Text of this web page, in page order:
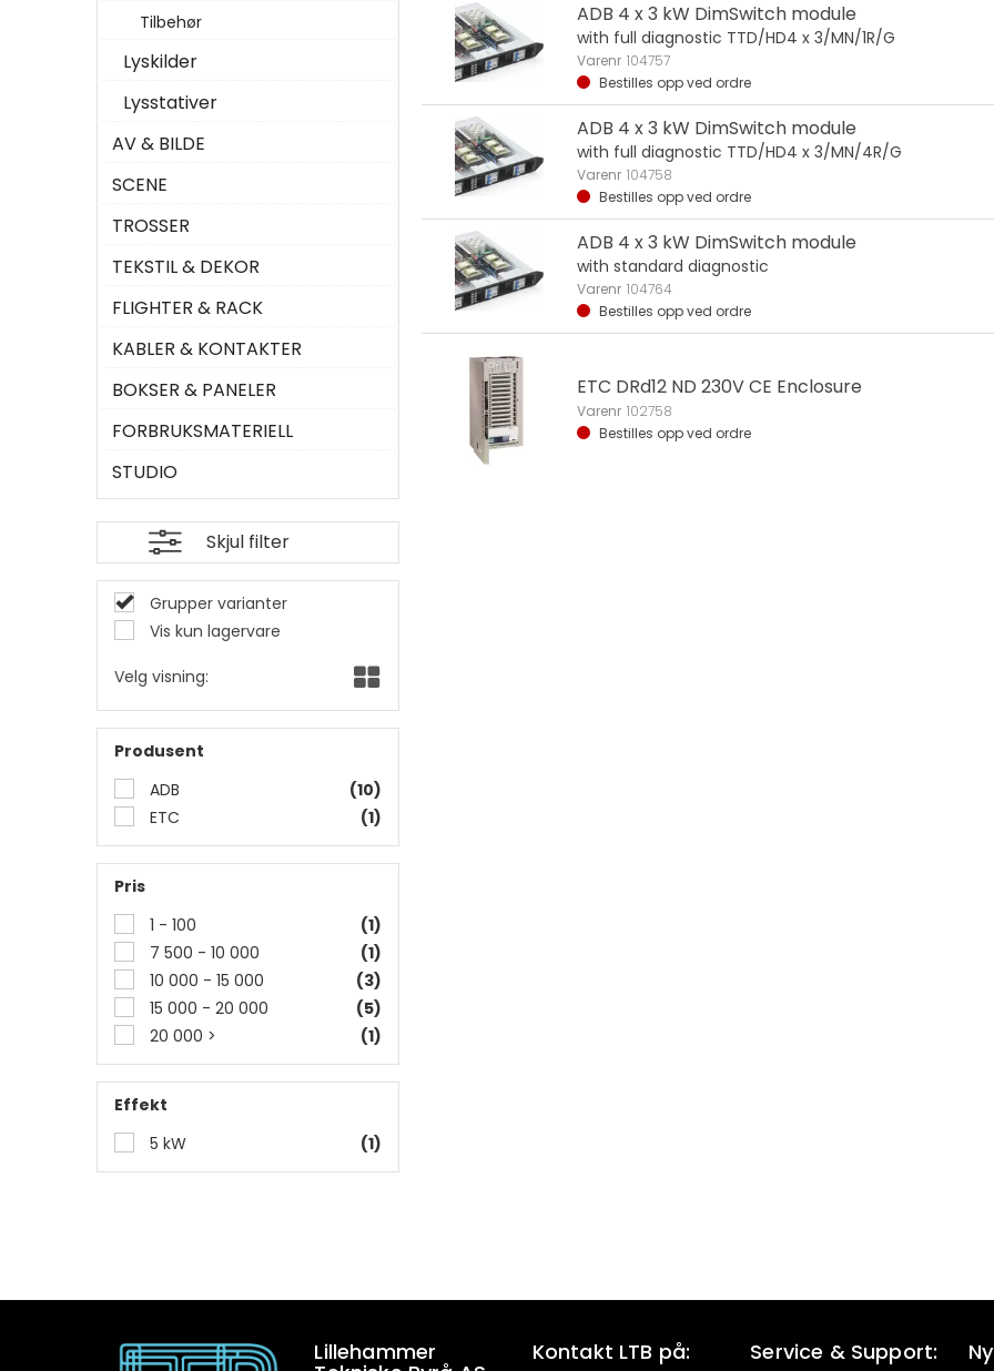
Skjul filter
Grupper varianter
Vis kun lagervare
Velg visning:
Produsent
ADB
(10)
ETC
(1)
Pris
1 - 100
(1)
7 500 - 10 000
(1)
10 000 - 15 000
(3)
15 000 - 20 000
(5)
20 000 >
(1)
Effekt
5 kW
(1)
Tilbehør
Lyskilder
Lysstativer
AV & BILDE
SCENE
TROSSER
TEKSTIL & DEKOR
FLIGHTER & RACK
KABLER & KONTAKTER
BOKSER & PANELER
FORBRUKSMATERIELL
STUDIO
ADB 4 x 3 kW DimSwitch module
with full diagnostic TTD/HD4 x 3/MN/1R/G
Varenr 104757
Bestilles opp ved ordre
ADB 4 x 3 kW DimSwitch module
with full diagnostic TTD/HD4 x 3/MN/4R/G
Varenr 104758
Bestilles opp ved ordre
ADB 4 x 3 kW DimSwitch module
with standard diagnostic
Varenr 104764
Bestilles opp ved ordre
ETC DRd12 ND 230V CE Enclosure
Varenr 102758
Bestilles opp ved ordre
Lillehammer Kontakt LTB på: Service & Support: